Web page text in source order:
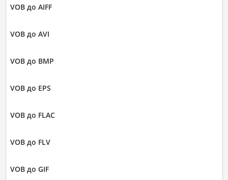
VOB до AIFF
VOB до AVI
VOB до BMP
VOB до EPS
VOB до FLAC
VOB до FLV
VOB до GIF